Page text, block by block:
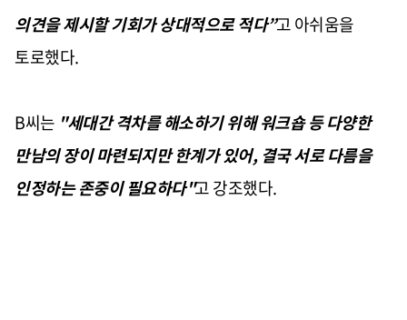
의견을 제시할 기회가 상대적으로 적다”고 아쉬움을
토로했다.
B씨는 "세대간 격차를 해소하기 위해 워크숍 등 다양한
만남의 장이 마련되지만 한계가 있어, 결국 서로 다름을
인정하는 존중이 필요하다"고 강조했다.